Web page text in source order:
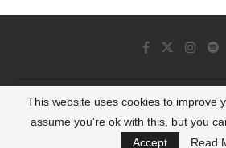
© 2022 - Luminous Dash All
BACK TO TOP
This website uses cookies to improve
assume you're ok with this, but you
Accept
Read